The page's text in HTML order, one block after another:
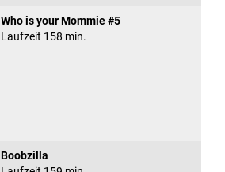
Who is your Mommie #5
Laufzeit 158 min.
Boobzilla